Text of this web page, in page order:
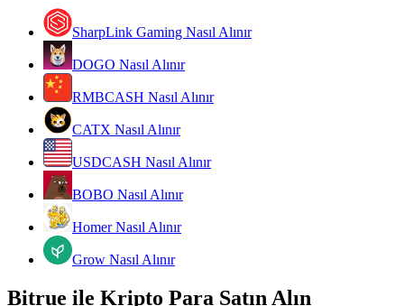
Bilgi
Ticaret bilgileri vb. dahil olmak üzere büyük veri analizi.
SharpLink Gaming Nasıl Alınır
DOGO Nasıl Alınır
RMBCASH Nasıl Alınır
CATX Nasıl Alınır
USDCASH Nasıl Alınır
BOBO Nasıl Alınır
Homer Nasıl Alınır
Grow Nasıl Alınır
Bitrue ile Kripto Para Satın Alın